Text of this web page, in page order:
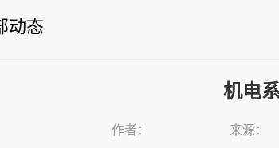
动态
机电
作者： 来源：